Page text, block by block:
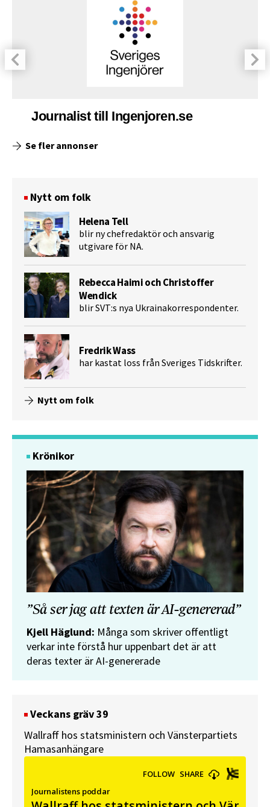
Journalist till Ingenjoren.se
Se fler annonser
Nytt om folk
Helena Tell
blir ny chefredaktör och ansvarig
utgivare för NA.
Rebecca Haimi och Christoffer
Wendick
blir SVT:s nya Ukrainakorrespondenter.
Fredrik Wass
har kastat loss från Sveriges Tidskrifter.
Nytt om folk
Krönikor
”Så ser jag att texten är AI-genererad”
Kjell Häglund: Många som skriver offentligt
verkar inte förstå hur uppenbart det är att
deras texter är AI-genererade
Veckans gräv 39
Wallraff hos statsministern och Vänsterpartiets
Hamasanhängare